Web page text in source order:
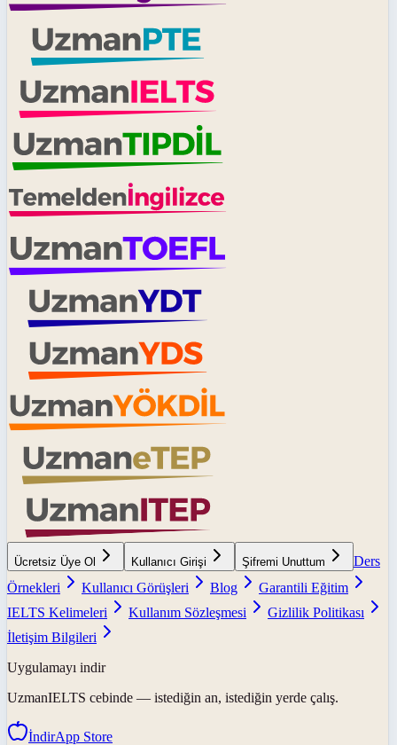
Ücretsiz Üye Ol Kullanıcı Girişi Şifremi Unuttum
Ders
Örnekleri
Kullanıcı Görüşleri Blog
Garantili Eğitim
IELTS Kelimeleri
Kullanım Sözleşmesi
Gizlilik Politikası
İletişim Bilgileri
Uygulamayı indir
UzmanIELTS cebinde — istediğin an, istediğin yerde çalış.
İndirApp Store